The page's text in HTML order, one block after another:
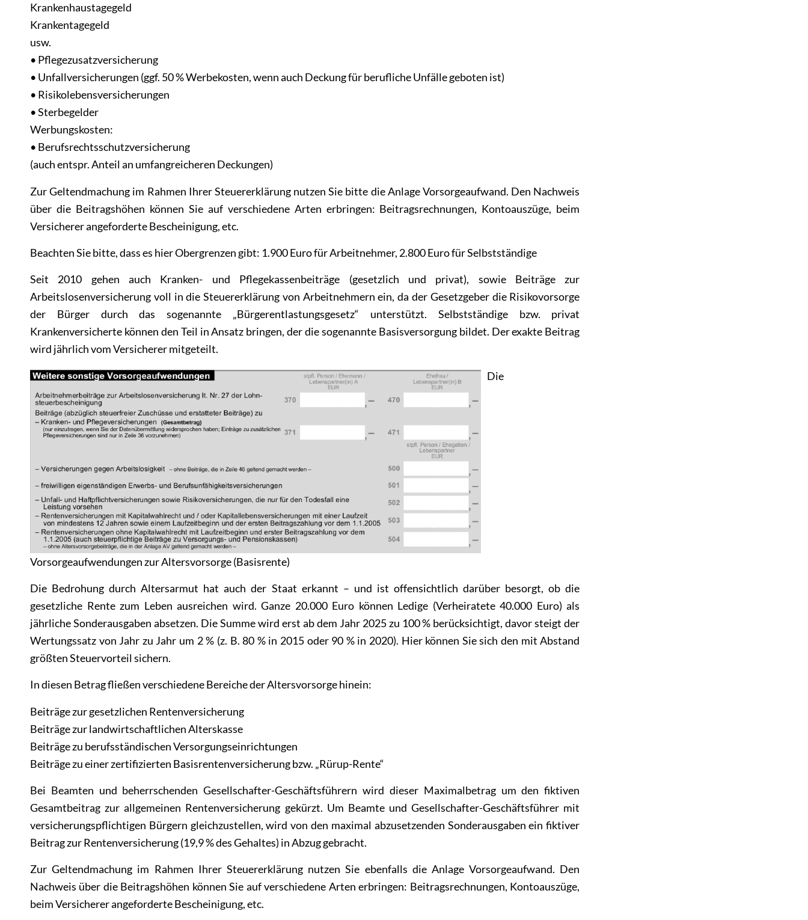
Krankenhaustagegeld
Krankentagegeld
usw.
• Pflegezusatzversicherung
• Unfallversicherungen (ggf. 50 % Werbekosten, wenn auch Deckung für berufliche Unfälle geboten ist)
• Risikolebensversicherungen
• Sterbegelder
Werbungskosten:
• Berufsrechtsschutzversicherung
(auch entspr. Anteil an umfangreicheren Deckungen)
Zur Geltendmachung im Rahmen Ihrer Steuererklärung nutzen Sie bitte die Anlage Vorsorgeaufwand. Den Nachweis
über die Beitragshöhen können Sie auf verschiedene Arten erbringen: Beitragsrechnungen, Kontoauszüge, beim
Versicherer angeforderte Bescheinigung, etc.
Beachten Sie bitte, dass es hier Obergrenzen gibt: 1.900 Euro für Arbeitnehmer, 2.800 Euro für Selbstständige
Seit 2010 gehen auch Kranken- und Pflegekassenbeiträge (gesetzlich und privat), sowie Beiträge zur
Arbeitslosenversicherung voll in die Steuererklärung von Arbeitnehmern ein, da der Gesetzgeber die Risikovorsorge
der Bürger durch das sogenannte „Bürgerentlastungsgesetz“ unterstützt. Selbstständige bzw. privat
Krankenversicherte können den Teil in Ansatz bringen, der die sogenannte Basisversorgung bildet. Der exakte Beitrag
wird jährlich vom Versicherer mitgeteilt.
Die
Vorsorgeaufwendungen zur Altersvorsorge (Basisrente)
Die Bedrohung durch Altersarmut hat auch der Staat erkannt – und ist offensichtlich darüber besorgt, ob die
gesetzliche Rente zum Leben ausreichen wird. Ganze 20.000 Euro können Ledige (Verheiratete 40.000 Euro) als
jährliche Sonderausgaben absetzen. Die Summe wird erst ab dem Jahr 2025 zu 100 % berücksichtigt, davor steigt der
Wertungssatz von Jahr zu Jahr um 2 % (z. B. 80 % in 2015 oder 90 % in 2020). Hier können Sie sich den mit Abstand
größten Steuervorteil sichern.
In diesen Betrag fließen verschiedene Bereiche der Altersvorsorge hinein:
Beiträge zur gesetzlichen Rentenversicherung
Beiträge zur landwirtschaftlichen Alterskasse
Beiträge zu berufsständischen Versorgungseinrichtungen
Beiträge zu einer zertifizierten Basisrentenversicherung bzw. „Rürup-Rente“
Bei Beamten und beherrschenden Gesellschafter-Geschäftsführern wird dieser Maximalbetrag um den fiktiven
Gesamtbeitrag zur allgemeinen Rentenversicherung gekürzt. Um Beamte und Gesellschafter-Geschäftsführer mit
versicherungspflichtigen Bürgern gleichzustellen, wird von den maximal abzusetzenden Sonderausgaben ein fiktiver
Beitrag zur Rentenversicherung (19,9 % des Gehaltes) in Abzug gebracht.
Zur Geltendmachung im Rahmen Ihrer Steuererklärung nutzen Sie ebenfalls die Anlage Vorsorgeaufwand. Den
Nachweis über die Beitragshöhen können Sie auf verschiedene Arten erbringen: Beitragsrechnungen, Kontoauszüge,
beim Versicherer angeforderte Bescheinigung, etc.